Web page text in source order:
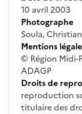
10 avril 2003
Photographe
Soula, Christian
Mentions
© Région Midi-
ADAGP
Droits de
reproduction
titulaire des